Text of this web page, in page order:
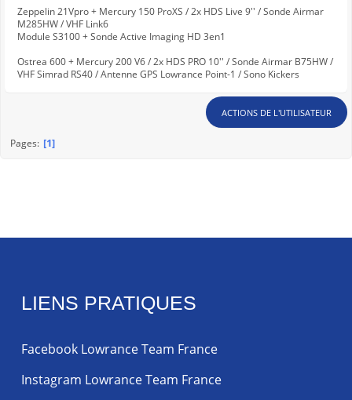
Zeppelin 21Vpro + Mercury 150 ProXS / 2x HDS Live 9'' / Sonde Airmar
M285HW / VHF Link6
Module S3100 + Sonde Active Imaging HD 3en1
Ostrea 600 + Mercury 200 V6 / 2x HDS PRO 10'' / Sonde Airmar B75HW /
VHF Simrad RS40 / Antenne GPS Lowrance Point-1 / Sono Kickers
ACTIONS DE L'UTILISATEUR
Pages 1
LIENS PRATIQUES
Facebook Lowrance Team France
Instagram Lowrance Team France